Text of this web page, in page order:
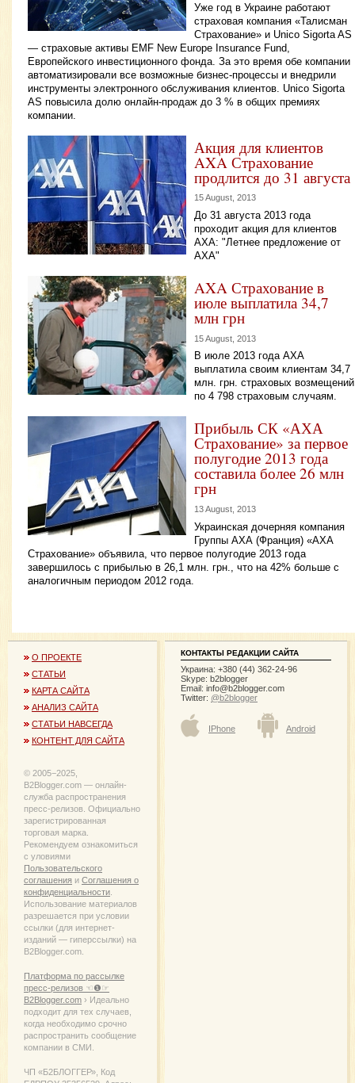
Уже год в Украине работают
страховая компания «Талисман
Страхование» и Unico Sigorta AS
— страховые активы EMF New Europe Insurance Fund,
Европейского инвестиционного фонда. За это время обе компании
автоматизировали все возможные бизнес-процессы и внедрили
инструменты электронного обслуживания клиентов. Unico Sigorta
AS повысила долю онлайн-продаж до 3 % в общих премиях
компании.
Акция для клиентов
AXA Страхование
продлится до 31 августа
15 August, 2013
До 31 августа 2013 года
проходит акция для клиентов
AXA: "Летнее предложение от
АХА"
AXA Страхование в
июле выплатила 34,7
млн грн
15 August, 2013
В июле 2013 года АХА
выплатила своим клиентам 34,7
млн. грн. страховых возмещений
по 4 798 страховым случаям.
Прибыль СК «АХА
Страхование» за первое
полугодие 2013 года
составила более 26 млн
грн
13 August, 2013
Украинская дочерняя компания
Группы АХА (Франция) «АХА
Страхование» объявила, что первое полугодие 2013 года
завершилось с прибылью в 26,1 млн. грн., что на 42% больше с
аналогичным периодом 2012 года.
О ПРОЕКТЕ
СТАТЬИ
КАРТА САЙТА
АНАЛИЗ САЙТА
СТАТЬИ НАВСЕГДА
КОНТЕНТ ДЛЯ САЙТА
© 2005−2025,
B2Blogger.com — онлайн-
служба распространения
пресс-релизов. Официально
зарегистрированная
торговая марка.
Рекомендуем ознакомиться
с уловиями
Пользовательского
соглашения и Соглашения о
конфиденциальности.
Использование материалов
разрешается при условии
ссылки (для интернет-
изданий — гиперссылки) на
B2Blogger.com.
Платформа по рассылке
пресс-релизов ☜❶☞
B2Blogger.com › Идеально
подходит для тех случаев,
когда необходимо срочно
распространить сообщение
компании в СМИ.
ЧП «Б2БЛОГГЕР», Код
КОНТАКТЫ РЕДАКЦИИ САЙТА
Украина: +380 (44) 362-24-96
Skype: b2blogger
Email: info@b2blogger.com
Twitter: @b2blogger
IPhone Android